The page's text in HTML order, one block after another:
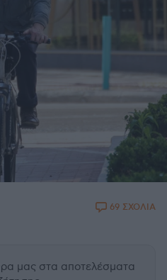
69 ΣΧΟΛΙΑ
μας στα αποτελέσματα